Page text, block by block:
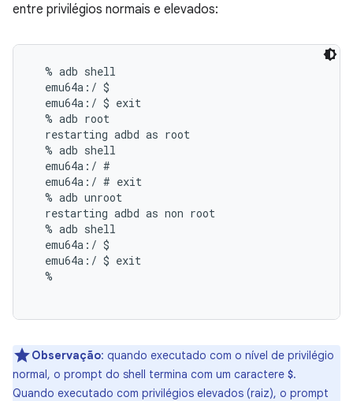
entre privilégios normais e elevados:
  % adb shell
  emu64a:/ $
  emu64a:/ $ exit
  % adb root
  restarting adbd as root
  % adb shell
  emu64a:/ #
  emu64a:/ # exit
  % adb unroot
  restarting adbd as non root
  % adb shell
  emu64a:/ $
  emu64a:/ $ exit
  %
Observação: quando executado com o nível de privilégio
normal, o prompt do shell termina com um caractere $.
Quando executado com privilégios elevados (raiz), o prompt